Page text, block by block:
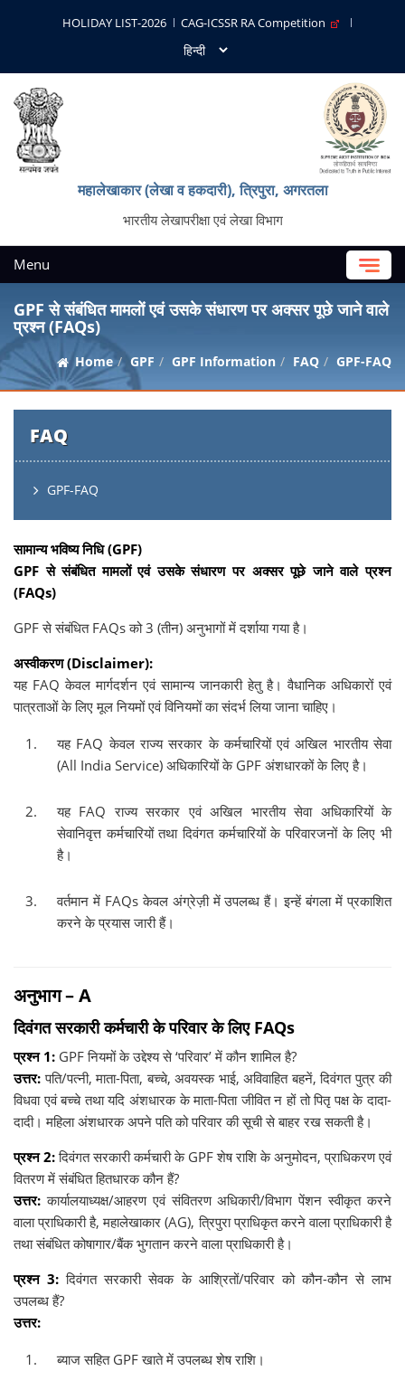
HOLIDAY LIST-2026 CAG-ICSSR RA Competition
महालेखाकार (लेखा व हकदारी), त्रिपुरा, अगरतला
भारतीय लेखापरीक्षा एवं लेखा विभाग
Menu
GPF से संबंधित मामलों एवं उसके संधारण पर अक्सर पूछे जाने वाले
प्रश्न (FAQs)
Home GPF GPF Information FAQ GPF-FAQ
FAQ
GPF-FAQ
सामान्य भविष्य निधि (GPF)
GPF से संबंधित मामलों एवं उसके संधारण पर अक्सर पूछे जाने वाले प्रश्न
(FAQs)
GPF से संबंधित FAQs को 3 (तीन) अनुभागों में दर्शाया गया है।
अस्वीकरण (Disclaimer):
यह FAQ केवल मार्गदर्शन एवं सामान्य जानकारी हेतु है। वैधानिक अधिकारों एवं
पात्रताओं के लिए मूल नियमों एवं विनियमों का संदर्भ लिया जाना चाहिए।
यह FAQ केवल राज्य सरकार के कर्मचारियों एवं अखिल भारतीय सेवा
(All India Service) अधिकारियों के GPF अंशधारकों के लिए है।
यह FAQ राज्य सरकार एवं अखिल भारतीय सेवा अधिकारियों के
सेवानिवृत्त कर्मचारियों तथा दिवंगत कर्मचारियों के परिवारजनों के लिए भी
है।
वर्तमान में FAQs केवल अंग्रेज़ी में उपलब्ध हैं। इन्हें बंगला में प्रकाशित
करने के प्रयास जारी हैं।
अनुभाग – A
दिवंगत सरकारी कर्मचारी के परिवार के लिए FAQs
प्रश्न 1: GPF नियमों के उद्देश्य से ‘परिवार’ में कौन शामिल है?
उत्तर: पति/पत्नी, माता-पिता, बच्चे, अवयस्क भाई, अविवाहित बहनें, दिवंगत पुत्र की
विधवा एवं बच्चे तथा यदि अंशधारक के माता-पिता जीवित न हों तो पितृ पक्ष के दादा-
दादी। महिला अंशधारक अपने पति को परिवार की सूची से बाहर रख सकती है।
प्रश्न 2:दिवंगत सरकारी कर्मचारी के GPF शेष राशि के अनुमोदन, प्राधिकरण एवं
वितरण में संबंधित हितधारक कौन हैं?
उत्तर: कार्यालयाध्यक्ष/आहरण एवं संवितरण अधिकारी/विभाग पेंशन स्वीकृत करने
वाला प्राधिकारी है, महालेखाकार (AG), त्रिपुरा प्राधिकृत करने वाला प्राधिकारी है
तथा संबंधित कोषागार/बैंक भुगतान करने वाला प्राधिकारी है।
प्रश्न 3: दिवंगत सरकारी सेवक के आश्रितों/परिवार को कौन-कौन से लाभ
उपलब्ध हैं?
उत्तर:
ब्याज सहित GPF खाते में उपलब्ध शेष राशि।